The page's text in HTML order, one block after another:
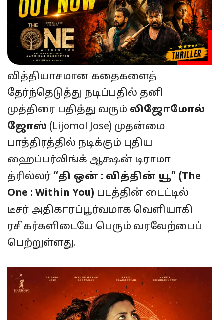
வித்தியாசமான கதைகளைத்
தேர்ந்தெடுத்து நடிப்பதில் தனி
முத்திரை பதித்து வரும் லிஜோமோல்
ஜோஸ் (Lijomol Jose) முதன்மை
பாத்திரத்தில் நடிக்கும் புதிய
ஹைப்பர்லிங்க் ஆக்ஷன் டிராமா
த்ரில்லர் “தி ஒன் : வித்தின் யூ” (The
One : Within You) படத்தின் டைட்டில்
டீசர் அதிகாரப்பூர்வமாக வெளியாகி
ரசிகர்களிடையே பெரும் வரவேற்பைப்
பெற்றுள்ளது.